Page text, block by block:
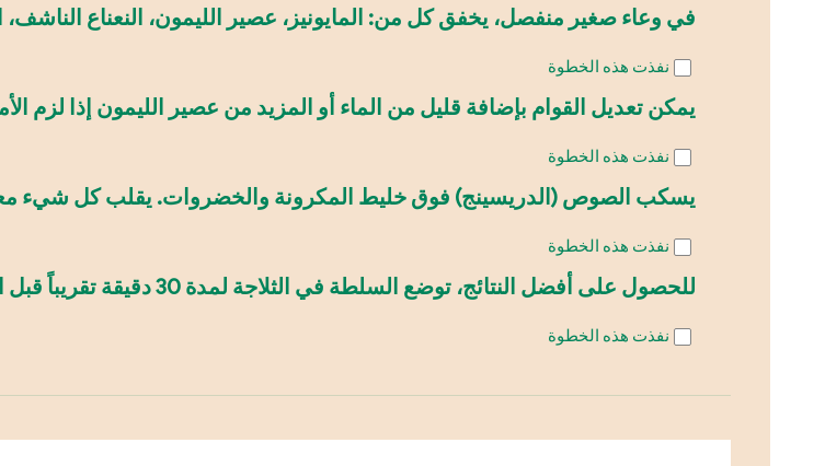
في وعاء صغير منفصل، يخفق كل من: المايونيز، عصير الليمون، النعناع الناشف،
نفذت هذه الخطوة
يمكن تعديل القوام بإضافة قليل من الماء أو المزيد من عصير الليمون إذا لزم
نفذت هذه الخطوة
يسكب الصوص (الدريسينج) فوق خليط المكرونة والخضروات. يقلب كل شيء
نفذت هذه الخطوة
للحصول على أفضل النتائج، توضع السلطة في الثلاجة لمدة 30 دقيقة تقريباً قبل التقديم للسماح للنكهات بالامتزاج.
نفذت هذه الخطوة